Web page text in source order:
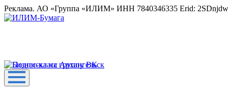
Реклама. АО «Группа «ИЛИМ» ИНН 7840346335 Erid: